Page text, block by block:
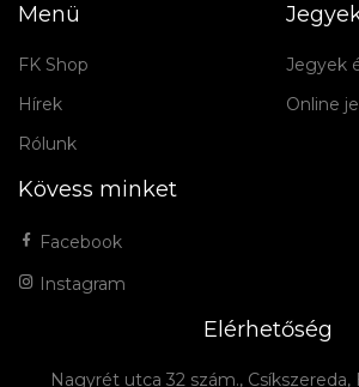
Menü
FK Shop
Hírek
Rólunk
Jegyek
Online
Kövess minket
Facebook
Instagram
Elérhetőség
Nagyrét utca 32 szám.,